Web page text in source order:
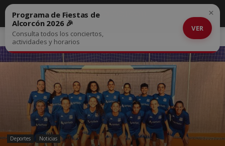
Inicio Deportes
Deportes Noticias
Programa de Fiestas de
Alcorcón 2026 🎉
Consulta todos los conciertos,
actividades y horarios
VER
×